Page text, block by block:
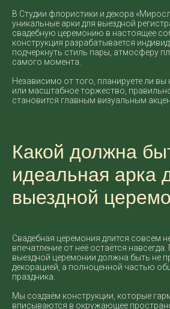
В Студии флористики и декора
уникальные арки для выездной
свадебную церемонию в настоящее
конструкция разрабатывается
подчеркнуть стиль пары, атмосферу
самого момента.
Независимо от того, планируете ли
или масштабное торжество,
становится главным визуальным
Какой должна
идеальная арка
выездной
Свадебная церемония длится совсем
впечатление от неё остаётся
выездной церемонии должна быть не
декорацией, а полноценной частью
праздника.
Мы создаём конструкции, которые
вписываются в окружающее